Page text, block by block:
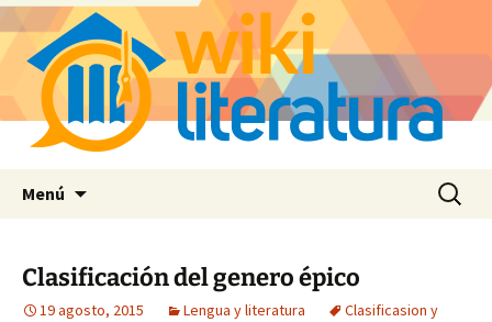
Menú Buscar:
Clasificación del genero épico
19 agosto, 2015 Lengua y literatura
Clasificasion y